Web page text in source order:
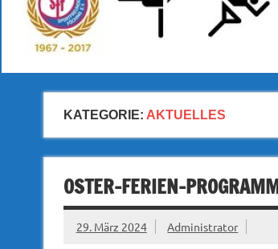
KATEGORIE: AKTUELLES
OSTER-FERIEN-
29. März 2024 Administrator